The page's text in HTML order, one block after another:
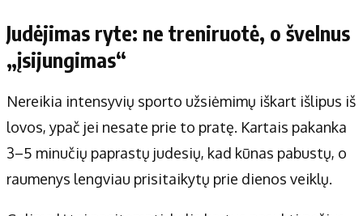
Judėjimas ryte: ne treniruotė, o švelnus
„įsijungimas“
Nereikia intensyvių sporto užsiėmimų iškart išlipus iš
lovos, ypač jei nesate prie to pratę. Kartais pakanka
3–5 minučių paprastų judesių, kad kūnas pabustų, o
raumenys lengviau prisitaikytų prie dienos veiklų.